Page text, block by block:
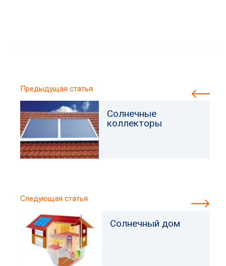
Предыдущая статья
Солнечные
коллекторы
Следующая статья
Солнечный дом